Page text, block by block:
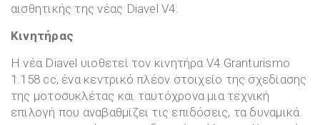
αισθητικής της νέας Diavel V4.
Κινητήρας
Η νέα Diavel υιοθετεί τον κινητήρα V4 Granturismo
1.158 cc, ένα κεντρικό πλέον στοιχείο της σχεδίασης
της μοτοσυκλέτας και ταυτόχρονα μια τεχνική
επιλογή που αναβαθμίζει τις επιδόσεις, τα δυναμικά